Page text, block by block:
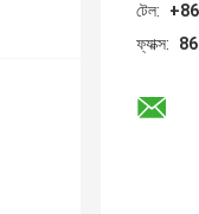
টেল:
ফ্যাক্স: